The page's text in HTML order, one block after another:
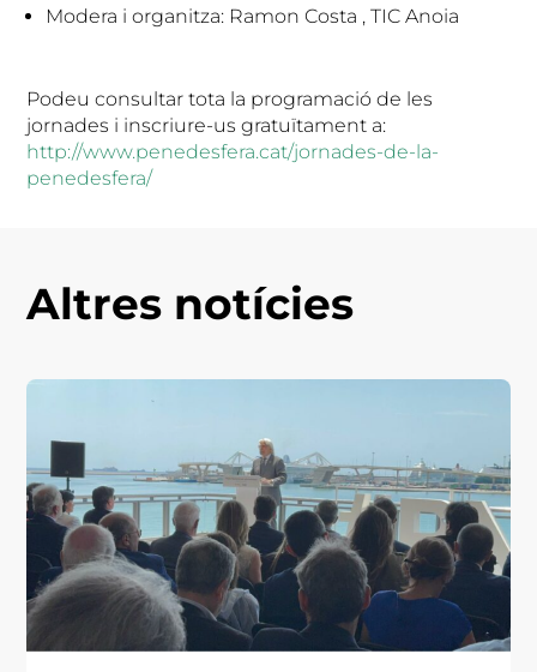
Modera i organitza: Ramon Costa , TIC Anoia
Podeu consultar tota la programació de les
jornades i inscriure-us gratuïtament a:
http://www.penedesfera.cat/jornades-de-la-
penedesfera/
Altres notícies